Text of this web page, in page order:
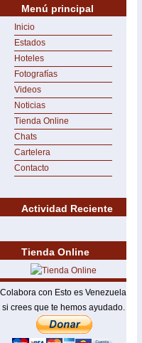
Menú principal
Inicio
Estados
Hoteles
Fotografías
Videos
Noticias
Tienda Online
Chats
Cartelera
Contacto
Actividad Reciente
Tienda Online
Colabora con Esto es Venezuela
si crees que te hemos ayudado.